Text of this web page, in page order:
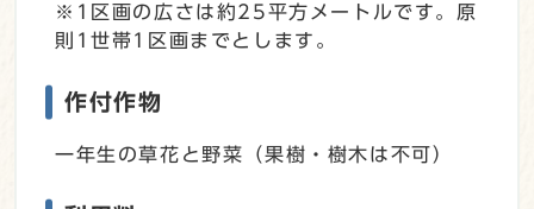
※1区画の広さは約25平方メートルです。原
則1世帯1区画までとします。
作付作物
一年生の草花と野菜（果樹・樹木は不可）